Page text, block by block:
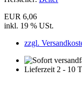
EUR 6,06
inkl. 19 % USt.
zzgl.
Lieferzeit 2 - 10